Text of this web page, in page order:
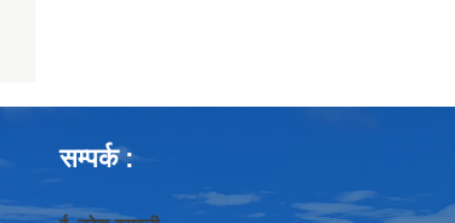
सम्पर्क :